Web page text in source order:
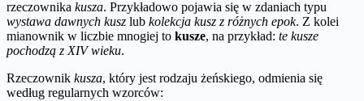
rzeczownika kusza. Przykładowo pojawia się w zdaniach typu
wystawa dawnych kusz lub kolekcja kusz z różnych epok. Z kolei
mianownik w liczbie mnogiej to kusze, na przykład: te kusze
pochodzą z XIV wieku.
Rzeczownik kusza, który jest rodzaju żeńskiego, odmienia się
według regularnych wzorców: